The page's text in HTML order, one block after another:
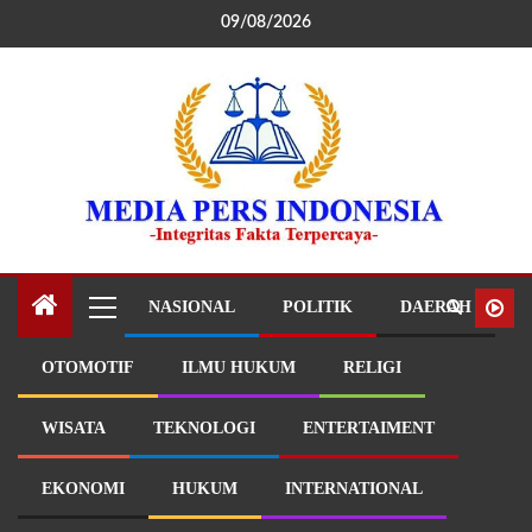
09/08/2026
NASIONAL POLITIK DAERAH
OTOMOTIF ILMU HUKUM RELIGI
WISATA TEKNOLOGI ENTERTAIMENT
EKONOMI HUKUM INTERNATIONAL